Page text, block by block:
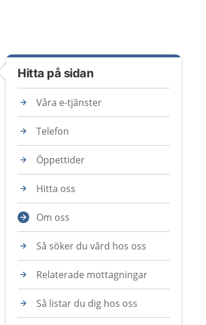
Hitta på sidan
Våra e-tjänster
Telefon
Öppettider
Hitta oss
Om oss
Så söker du vård hos oss
Relaterade mottagningar
Så listar du dig hos oss